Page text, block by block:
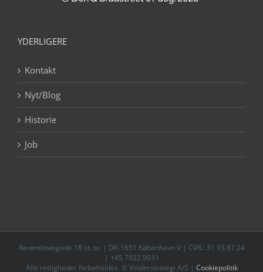
YDERLIGERE
Kontakt
Nyt/Blog
Historie
Job
Reventlowsgade 18 st. tv. | DK-1651 København V | CVR.: 31 93 87 24
| +45 7022 9031
Alle rettigheder forbeholdes. © Vinderstrategi A/S | Cookiepolitik